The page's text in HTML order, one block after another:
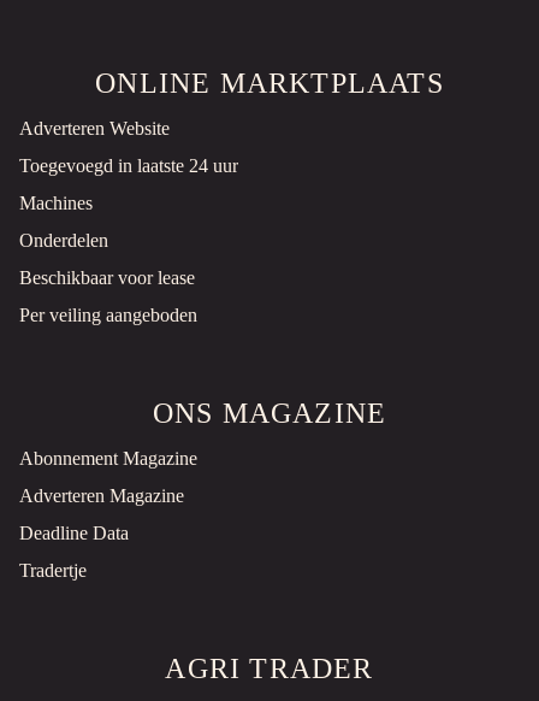
ONLINE MARKTPLAATS
Adverteren Website
Toegevoegd in laatste 24 uur
Machines
Onderdelen
Beschikbaar voor lease
Per veiling aangeboden
ONS MAGAZINE
Abonnement Magazine
Adverteren Magazine
Deadline Data
Tradertje
AGRI TRADER